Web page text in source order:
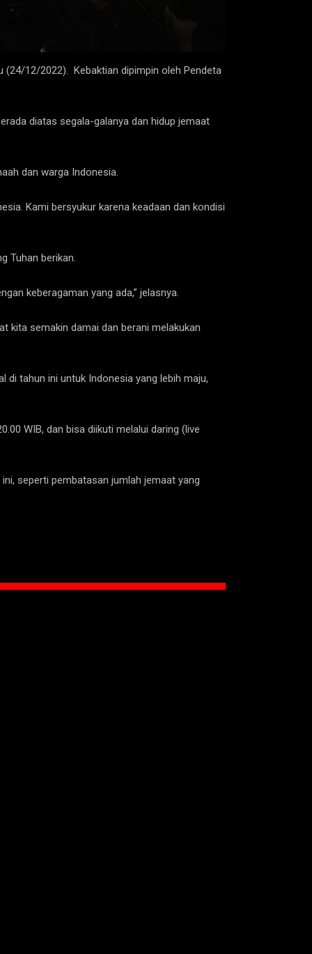
(24/12/2022). Kebaktian dipimpin oleh Pendeta
diatas segala-galanya dan hidup jemaat
dan warga Indonesia.
Kami bersyukur karena keadaan dan kondisi
Tuhan berikan.
keberagaman yang ada,” jelasnya.
kita semakin damai dan berani melakukan
di tahun ini untuk Indonesia yang lebih maju,
WIB, dan bisa diikuti melalui daring (live
seperti pembatasan jumlah jemaat yang